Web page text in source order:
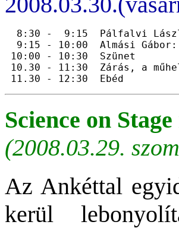
8:30 -  9:15  Pálfalvi
9:15 - 10:00  Almási
10:00 - 10:30  Szünet
10.30 - 11:30  Zárás, a
Science on
(2008.03.29.
Az Ankéttal
kerül